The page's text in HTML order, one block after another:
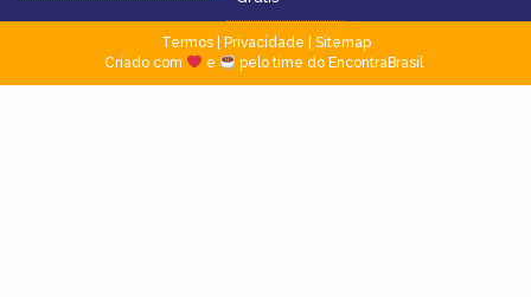
Termos| Privacidade
Sitemap
Criado com
e pelo time do EncontraBrasil